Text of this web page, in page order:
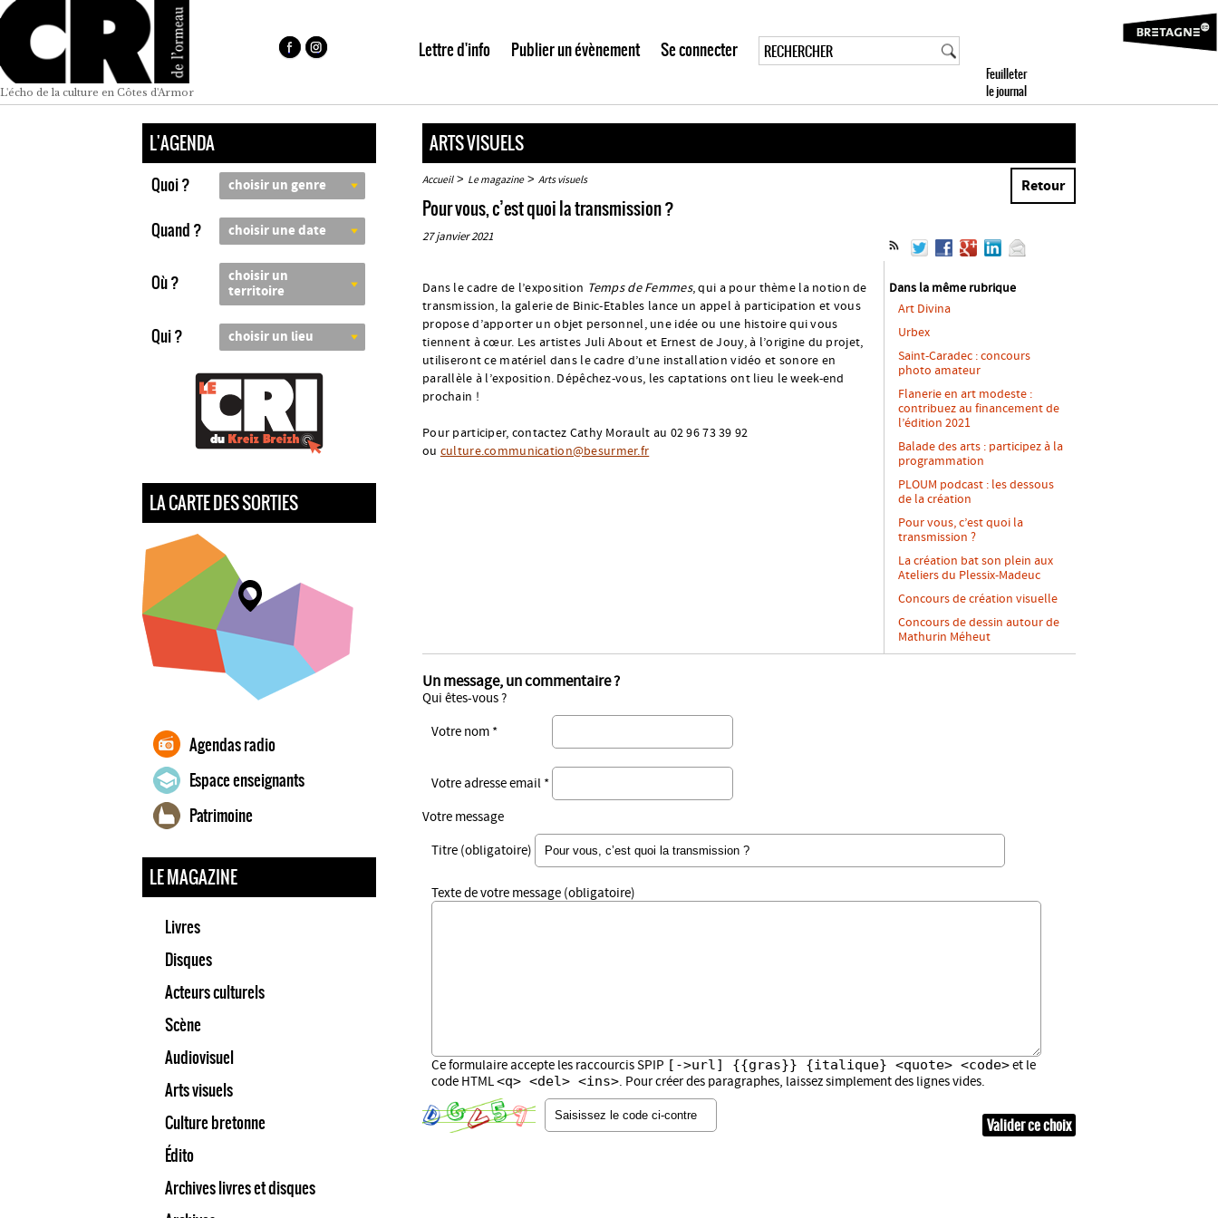
L'écho de la culture en Côtes d'Armor
Lettre d'info Publier un évènement Se connecter
L'AGENDA
Quoi ? choisir un genre
Quand ? choisir une date
Où ?
choisir un
territoire
Qui ? choisir un lieu
LA CARTE DES SORTIES
Agendas radio
Espace enseignants
Patrimoine
LE MAGAZINE
Livres
Disques
Acteurs culturels
Scène
Audiovisuel
Arts visuels
Culture bretonne
Édito
Archives livres et disques
ARTS VISUELS
Accueil> Le magazine> Arts visuels Retour
Pour vous, c’est quoi la transmission ?
27 janvier 2021
Dans le cadre de l’exposition Temps de Femmes, qui a pour thème la notion de
transmission, la galerie de Binic-Etables lance un appel à participation et vous
propose d’apporter un objet personnel, une idée ou une histoire qui vous
tiennent à cœur. Les artistes Juli About et Ernest de Jouy, à l’origine du projet,
utiliseront ce matériel dans le cadre d’une installation vidéo et sonore en
parallèle à l’exposition. Dépêchez-vous, les captations ont lieu le week-end
prochain !
Pour participer, contactez Cathy Morault au 02 96 73 39 92
ou culture.communication@besurmer.fr
Dans la même rubrique
Art Divina
Urbex
Saint-Caradec : concours
photo amateur
Flanerie en art modeste :
contribuez au financement de
l’édition 2021
Balade des arts : participez à la
programmation
PLOUM podcast : les dessous
de la création
Pour vous, c’est quoi la
transmission ?
La création bat son plein aux
Ateliers du Plessix-Madeuc
Concours de création visuelle
Concours de dessin autour de
Mathurin Méheut
Un message, un commentaire ?
Qui êtes-vous ?
Votre nom *
Votre adresse email *
Votre message
Titre (obligatoire)
Texte de votre message (obligatoire)
Ce formulaire accepte les raccourcis SPIP [->url] {{gras}} {italique} <quote> <code>et le
code HTML<q> <del> <ins>. Pour créer des paragraphes, laissez simplement des lignes vides.